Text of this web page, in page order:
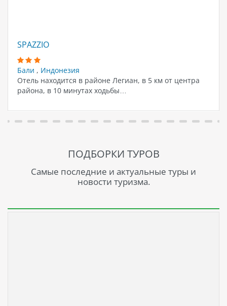
SPAZZIO
Бали , Индонезия
Отель находится в районе Легиан, в 5 км от центра
района, в 10 минутах ходьбы…
ПОДБОРКИ ТУРОВ
Самые последние и актуальные туры и
новости туризма.